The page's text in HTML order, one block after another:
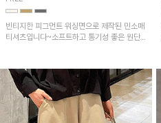
빈티지한 피그먼트 워싱면으로 제작된 민소매
티셔츠입니다~소프트하고 통기성 좋은 원단